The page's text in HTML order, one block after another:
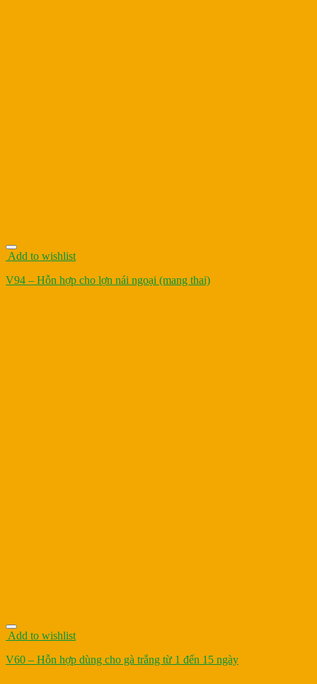
Add to wishlist
V94 – Hỗn hợp cho lợn nái ngoại (mang thai)
Add to wishlist
V60 – Hỗn hợp dùng cho gà trắng từ 1 đến 15 ngày